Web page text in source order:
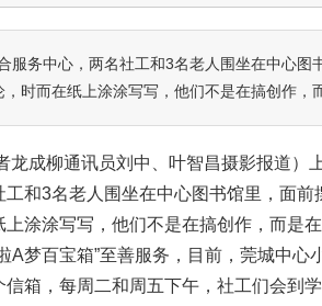
服务中心，两名社工和3名老人围坐在中心图
，时而在纸上涂涂写写，他们不是在搞创作，
龙成柳通讯员刘中、叶智昌摄影报道）
和3名老人围坐在中心图书馆里，面
上涂涂写写，他们不是在搞创作，而
A梦百宝箱”至善服务，目前，莞城中
箱，每周二和周五下午，社工们会到